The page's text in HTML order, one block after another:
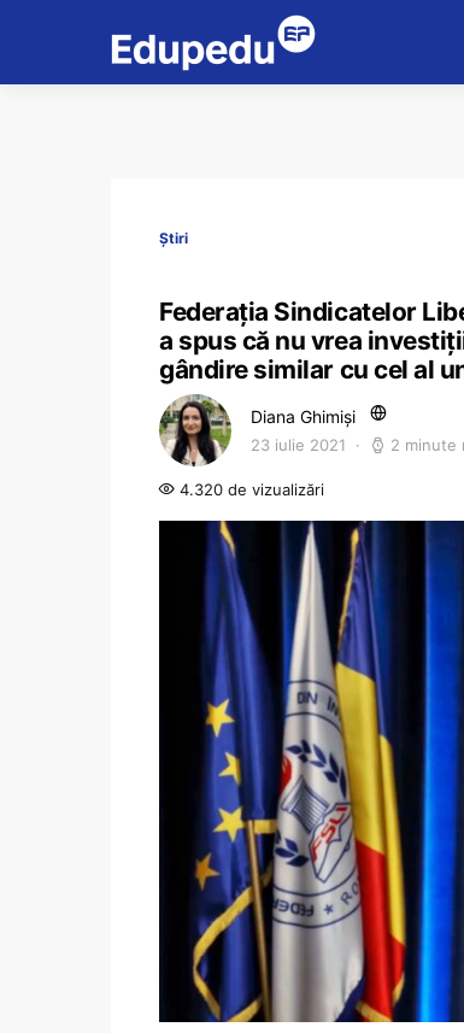
Știri
Federația Sindicatelor
a spus că nu vrea
gândire similar cu cel al
Diana Ghimiși
23 iulie 2021 2 minute
4.320 de vizualizări